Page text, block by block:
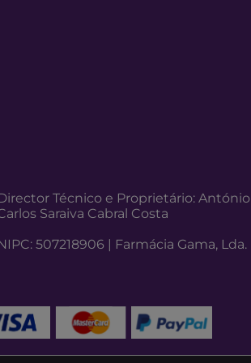
Técnico e Proprietário: António
Saraiva Cabral Costa
507218906 | Farmácia Gama, Lda.